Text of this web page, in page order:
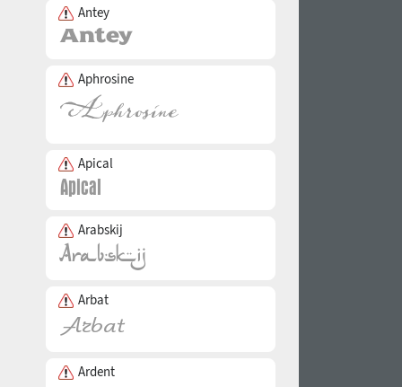
Antey
Aphrosine
Apical
Arabskij
Arbat
Ardent